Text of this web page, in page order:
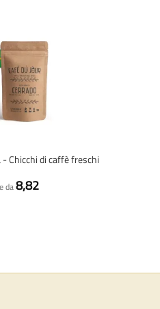
- Chicchi di caffè freschi
da8,82